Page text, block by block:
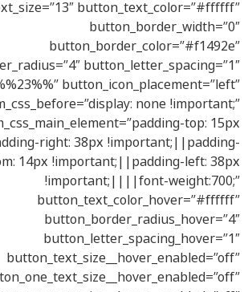
button_text_color=”#ffffff”
button_border_width=”0″
button_border_color=”#f1492e”
button_letter_spacing=”1″
button_icon_placement=”left”
none !important;”
top: 15px
right: 38px !important;||padding-
14px !important;||padding-left: 38px
!important;||||font-weight:700;”
button_text_color_hover=”#ffffff”
button_border_radius_hover=”4″
button_letter_spacing_hover=”1″
button_text_size__hover_enabled=”off”